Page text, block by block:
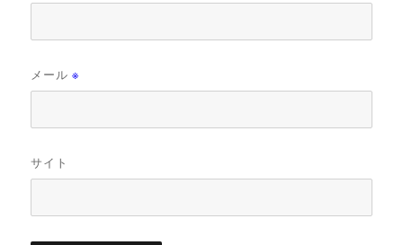
メール※
サイト